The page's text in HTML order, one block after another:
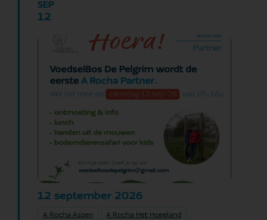
SEP
12
12 september 2026
A Rocha Assen A Rocha Het Hogeland